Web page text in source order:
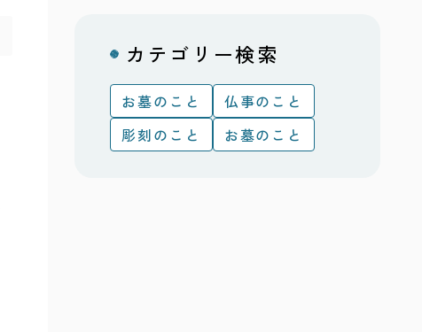
カテゴリー検索
お墓のこと
仏事のこと
彫刻のこと
お墓のこと